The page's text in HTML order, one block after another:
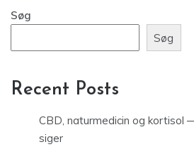
Søg
Søg
Recent Posts
CBD, naturmedicin og kortisol
siger